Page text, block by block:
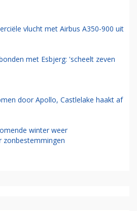
vlucht met Airbus A350-900 uit
met Esbjerg: 'scheelt zeven
door Apollo, Castlelake haakt af
winter weer
zonbestemmingen